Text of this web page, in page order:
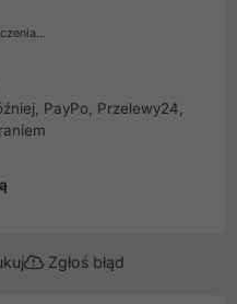
PayPo, Przelewy24,
Zgłoś błąd